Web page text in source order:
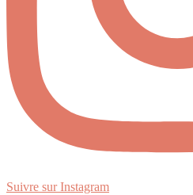
Suivre sur Instagram